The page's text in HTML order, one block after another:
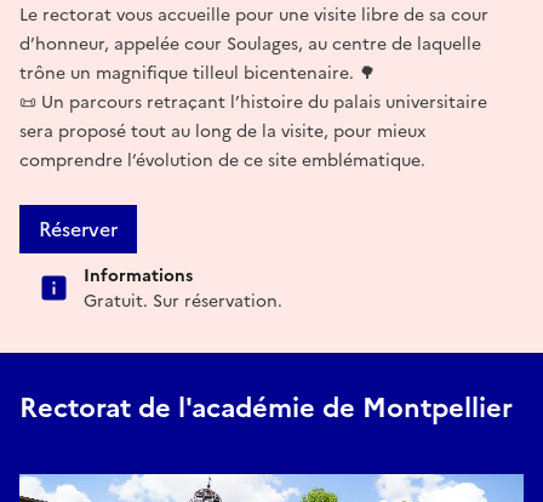
Le rectorat vous accueille pour une visite libre de sa cour
d’honneur, appelée cour Soulages, au centre de laquelle
trône un magnifique tilleul bicentenaire. 🌳
📜 Un parcours retraçant l’histoire du palais universitaire
sera proposé tout au long de la visite, pour mieux
comprendre l’évolution de ce site emblématique.
Réserver
Informations
Gratuit. Sur réservation.
Rectorat de l'académie de Montpellier